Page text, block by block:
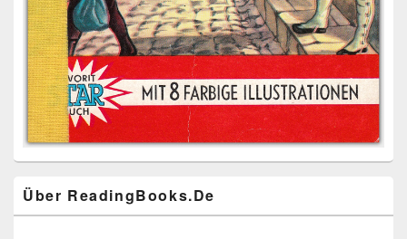
Über ReadingBooks.De